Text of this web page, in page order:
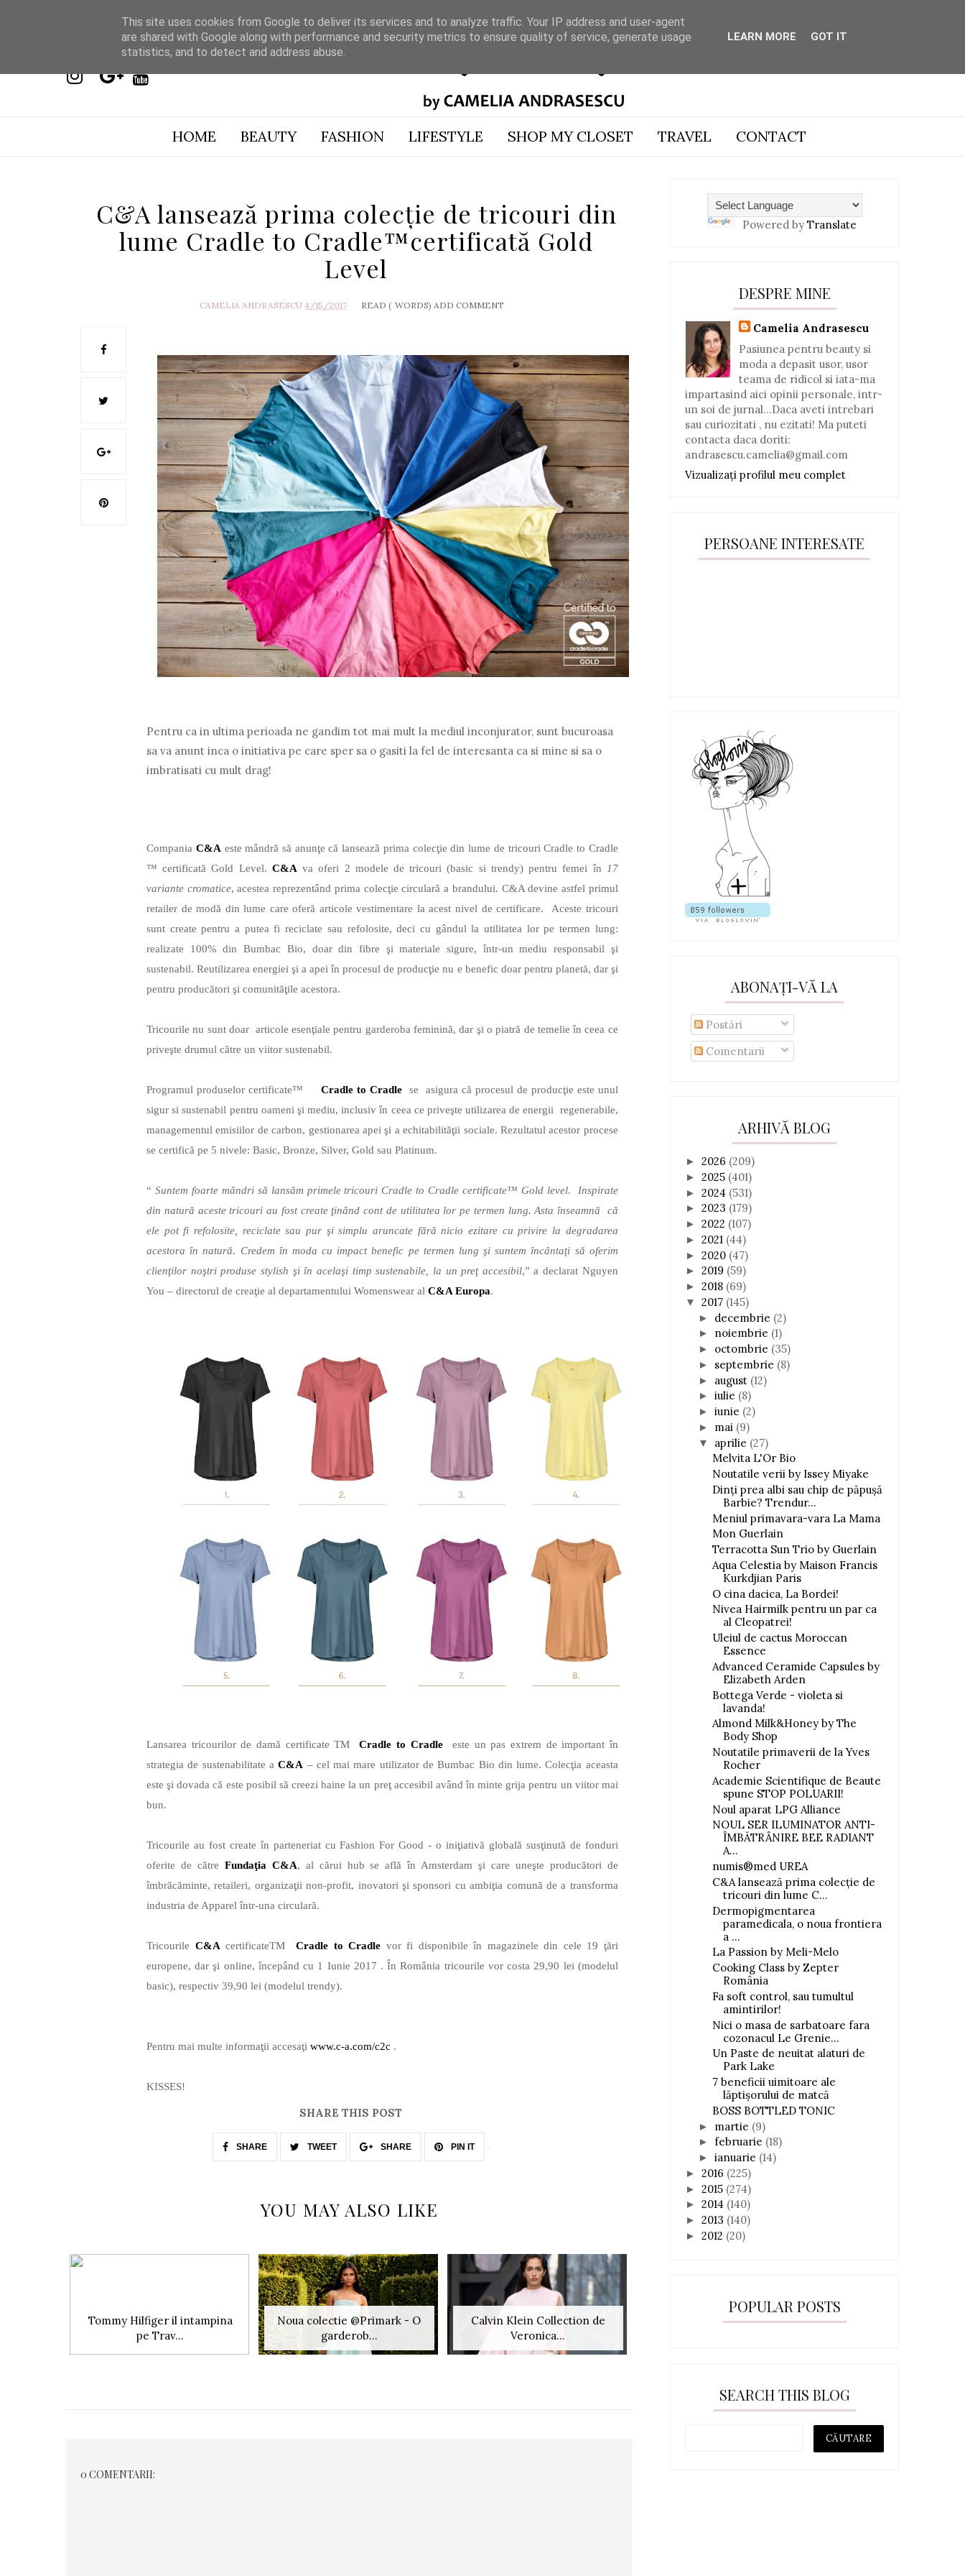
HOME BEAUTY FASHION LIFESTYLE SHOP MY CLOSET TRAVEL CONTACT
C&A lansează prima colecţie de tricouri din
lume Cradle to Cradle™certificată Gold
Level
CAMELIA ANDRASESCU 4/15/2017 READ ( WORDS) ADD COMMENT
Pentru ca in ultima perioada ne gandim tot mai mult la mediul inconjurator, sunt bucuroasa
sa va anunt inca o initiativa pe care sper sa o gasiti la fel de interesanta ca si mine si sa o
imbratisati cu mult drag!
Compania C&Aeste mândră să anunţe că lansează prima colecţie din lume de tricouri Cradle to Cradle
™ certificată Gold Level. C&Ava oferi 2 modele de tricouri (basic si trendy) pentru femei în 17
variante cromatice, acestea reprezentând prima colecţie circulară a brandului. C&A devine astfel primul
retailer de modă din lume care oferă articole vestimentare la acest nivel de certificare. Aceste tricouri
sunt create pentru a putea fi reciclate sau refolosite, deci cu gândul la utilitatea lor pe termen lung:
realizate 100% din Bumbac Bio, doar din fibre şi materiale sigure, într-un mediu responsabil şi
sustenabil. Reutilizarea energiei şi a apei în procesul de producţie nu e benefic doar pentru planetă, dar şi
pentru producători şi comunităţile acestora.
Tricourile nu sunt doar articole esenţiale pentru garderoba feminină, dar şi o piatră de temelie în ceea ce
priveşte drumul către un viitor sustenabil.
Programul produselor certificate™ Cradle to Cradle
se asigura că procesul de producţie este unul
sigur si sustenabil pentru oameni şi mediu, inclusiv în ceea ce priveşte utilizarea de energii regenerabile,
managementul emisiilor de carbon, gestionarea apei şi a echitabilităţii sociale. Rezultatul acestor procese
se certifică pe 5 nivele: Basic, Bronze, Silver, Gold sau Platinum.
“ Suntem foarte mândri să lansăm primele tricouri Cradle to Cradle certificate™ Gold level. Inspirate
din natură aceste tricouri au fost create ţinând cont de utilitatea lor pe termen lung. Asta înseamnă că
ele pot fi refolosite, reciclate sau pur şi simplu aruncate fără nicio ezitare cu privire la degradarea
acestora în natură. Credem în moda cu impact benefic pe termen lung şi suntem încântaţi să oferim
clienţilor noştri produse stylish şi în acelaşi timp sustenabile, la un preţ accesibil,” a declarat Nguyen
You – directorul de creaţie al departamentului Womenswear alC&A Europa.
Lansarea tricourilor de damă certificate TMCradle to Cradleeste un pas extrem de important în
strategia de sustenabilitate aC&A – cel mai mare utilizator de Bumbac Bio din lume. Colecţia aceasta
este şi dovada că este posibil să creezi haine la un preţ accesibil având în minte grija pentru un viitor mai
bun.
Tricourile au fost create în parteneriat cu Fashion For Good - o iniţiativă globală susţinută de fonduri
oferite de către Fundaţia C&A, al cărui hub se află în Amsterdam şi care uneşte producători de
îmbrăcăminte, retaileri, organizaţii non-profit, inovatori şi sponsori cu ambiţia comună de a transforma
industria de Apparel într-una circulară.
Tricourile C&A certificateTMCradle to Cradle vor fi disponibile în magazinele din cele 19 ţări
europene, dar şi online, începând cu 1 Iunie 2017 . În România tricourile vor costa 29,90 lei (modelul
basic), respectiv 39,90 lei (modelul trendy).
Pentru mai multe informaţii accesaţiwww.c-a.com/c2c .
KISSES!
SHARE THIS POST
SHARE TWEET SHARE PIN IT
YOU MAY ALSO LIKE
Tommy Hilfiger il intampina
pe Trav...
Noua colectie @Primark - O
garderob...
Calvin Klein Collection de
Veronica...
TOMMY HILFIGER ȘI
0 COMENTARII:
Powered by Translate
DESPRE MINE
Camelia Andrasescu
Pasiunea pentru beauty si
moda a depasit usor, usor
teama de ridicol si iata-ma
impartasind aici opinii personale, intr-
un soi de jurnal...Daca aveti intrebari
sau curiozitati , nu ezitati! Ma puteti
contacta daca doriti:
andrasescu.camelia@gmail.com
Vizualizați profilul meu complet
PERSOANE INTERESATE
ABONAȚI-VĂ LA
Postări
Comentarii
ARHIVĂ BLOG
► 2026 (209)
► 2025 (401)
► 2024 (531)
► 2023 (179)
► 2022 (107)
► 2021 (44)
► 2020 (47)
► 2019 (59)
► 2018 (69)
▼ 2017 (145)
► decembrie (2)
► noiembrie (1)
► octombrie (35)
► septembrie (8)
► august (12)
► iulie (8)
► iunie (2)
► mai (9)
▼ aprilie (27)
Melvita L'Or Bio
Noutatile verii by Issey Miyake
Dinţi prea albi sau chip de păpuşă
Barbie? Trendur...
Meniul primavara-vara La Mama
Mon Guerlain
Terracotta Sun Trio by Guerlain
Aqua Celestia by Maison Francis
Kurkdjian Paris
O cina dacica, La Bordei!
Nivea Hairmilk pentru un par ca
al Cleopatrei!
Uleiul de cactus Moroccan
Essence
Advanced Ceramide Capsules by
Elizabeth Arden
Bottega Verde - violeta si
lavanda!
Almond Milk&Honey by The
Body Shop
Noutatile primaverii de la Yves
Rocher
Academie Scientifique de Beaute
spune STOP POLUARII!
Noul aparat LPG Alliance
NOUL SER ILUMINATOR ANTI-
ÎMBĂTRÂNIRE BEE RADIANT
A...
numis®med UREA
C&A lansează prima colecţie de
tricouri din lume C...
Dermopigmentarea
paramedicala, o noua frontiera
a ...
La Passion by Meli-Melo
Cooking Class by Zepter
România
Fa soft control, sau tumultul
amintirilor!
Nici o masa de sarbatoare fara
cozonacul Le Grenie...
Un Paste de neuitat alaturi de
Park Lake
7 beneficii uimitoare ale
lăptişorului de matcă
BOSS BOTTLED TONIC
► martie (9)
► februarie (18)
► ianuarie (14)
► 2016 (225)
► 2015 (274)
► 2014 (140)
► 2013 (140)
► 2012 (20)
POPULAR POSTS
SEARCH THIS BLOG
This site uses cookies from Google to deliver its services and to analyze traffic. Your IP address and user-agent
are shared with Google along with performance and security metrics to ensure quality of service, generate usage
statistics, and to detect and address abuse.
LEARN MORE GOT IT